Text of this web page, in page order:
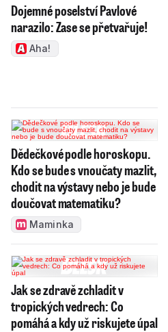
Dojemné poselství Pavlové
narazilo: Zase se přetvařuje!
Aha!
Dědečkové podle horoskopu.
Kdo se bude s vnoučaty mazlit,
chodit na výstavy nebo je bude
doučovat matematiku?
Maminka
Jak se zdravě zchladit v
tropických vedrech: Co
pomáhá a kdy už riskujete úpal